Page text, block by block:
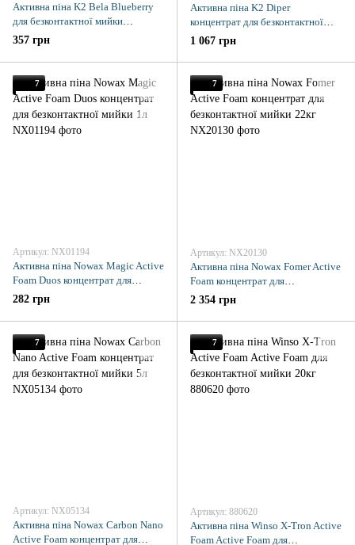
Активна піна K2 Bela Blueberry
для безконтактної мийки
концентрат лохина 1л
357 грн
Активна піна K2 Diper
концентрат для безконтактної
мийки 5кг
1 067 грн
7
Артикул: NX01194
Активна піна Nowax Magic Active
Foam Duos концентрат для
безконтактної мийки 1л
282 грн
7
Артикул: NX20130
Активна піна Nowax Fomer Active
Foam концентрат для
безконтактної мийки 22кг
2 354 грн
7
Артикул: NX05134
Активна піна Nowax Carbon Nano
Active Foam концентрат для
7
Артикул: 880620
Активна піна Winso X-Tron Active
Foam Active Foam для